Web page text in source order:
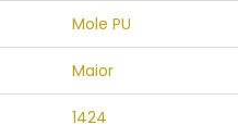
Mole PU
Maior
1424